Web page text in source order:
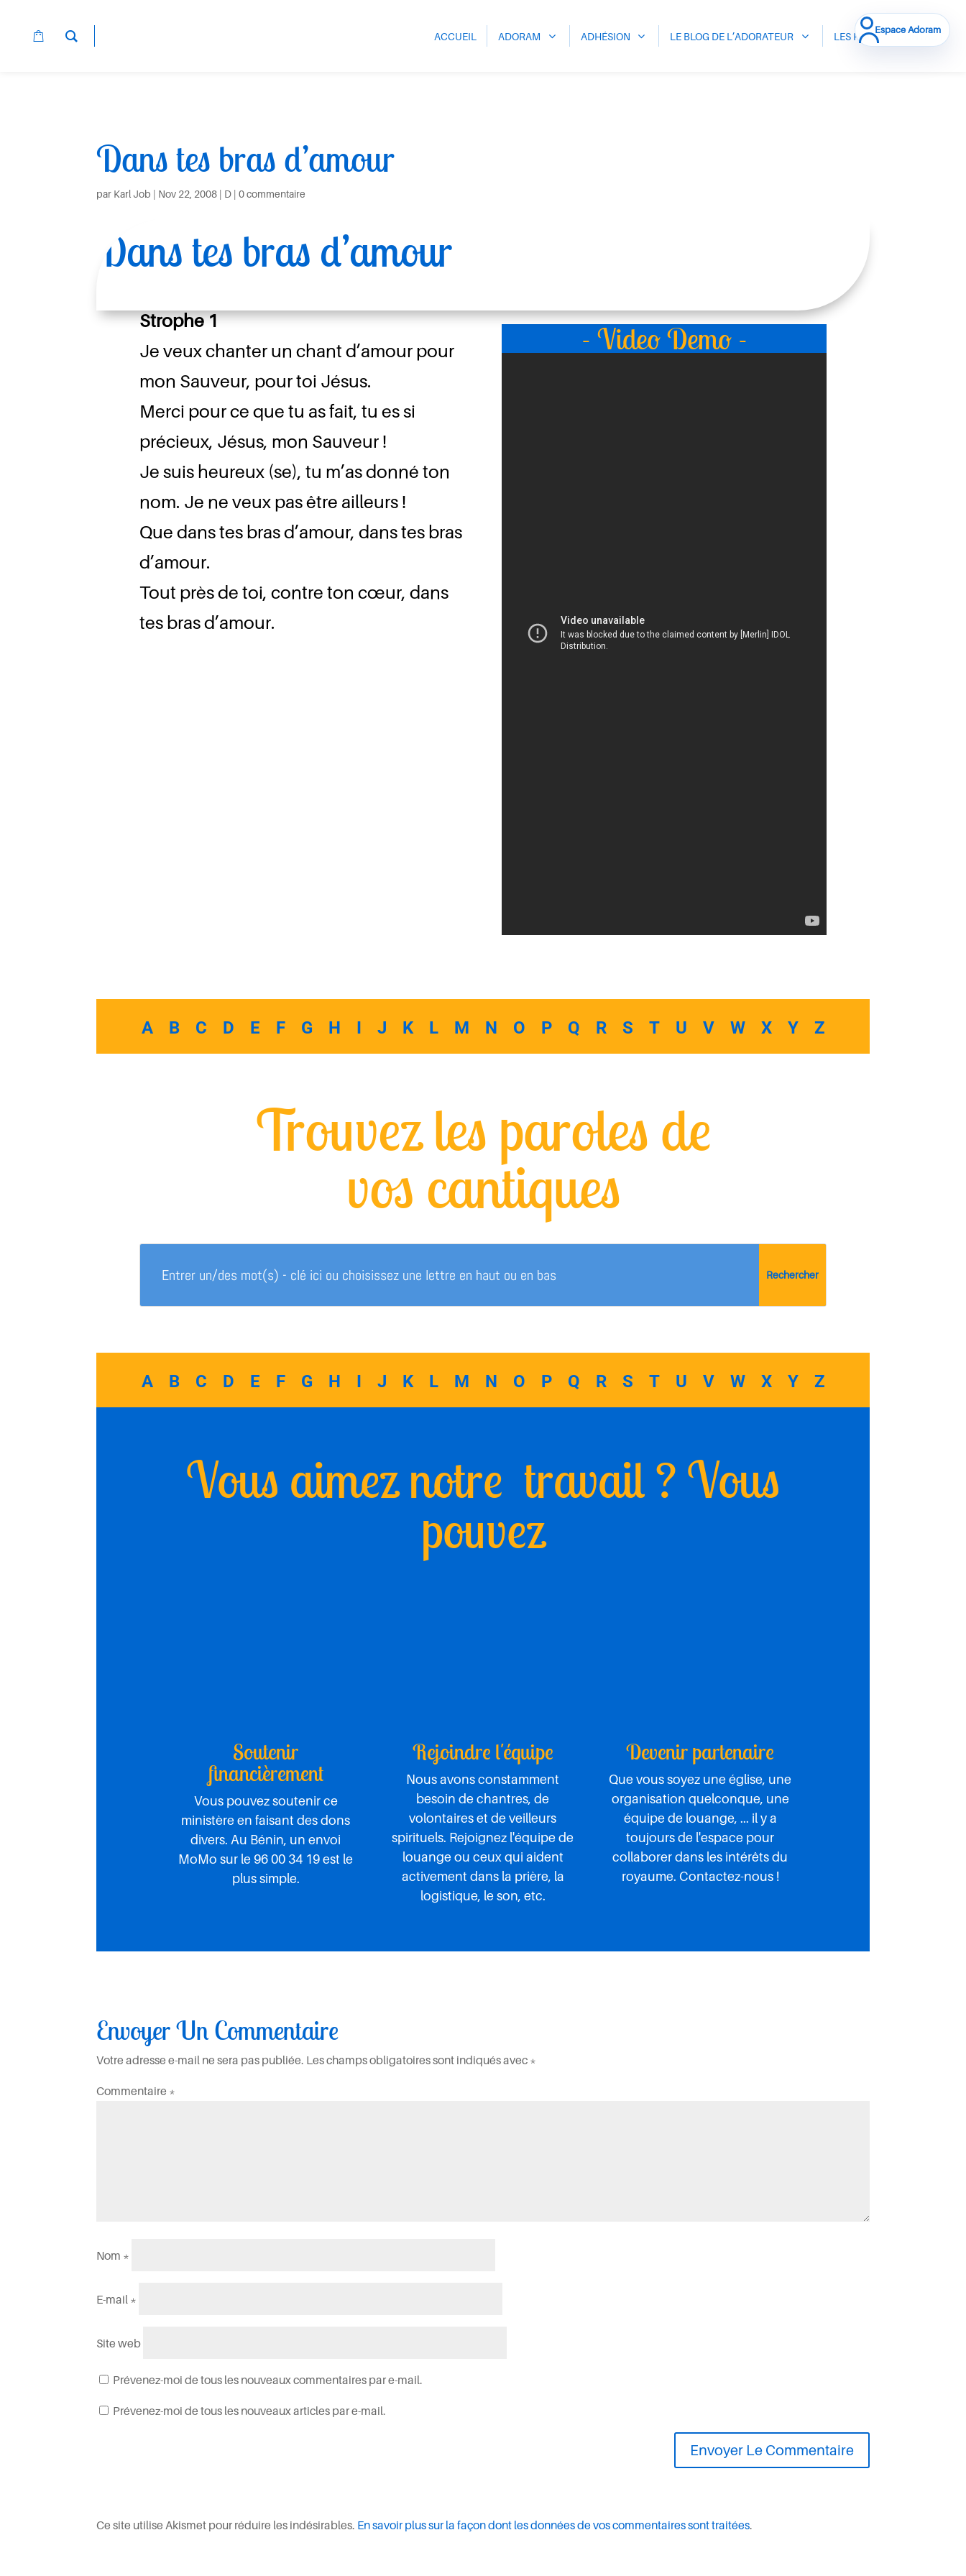
ACCUEIL ADORAM ADHÉSION LE BLOG DE L’ADORATEUR LES HALI CONTACT
Dans tes bras d’amour
par Karl Job | Nov 22, 2008 | D |0 commentaire
Dans tes bras d’amour
Strophe 1
Je veux chanter un chant d’amour pour
mon Sauveur, pour toi Jésus.
Merci pour ce que tu as fait, tu es si
précieux, Jésus, mon Sauveur !
Je suis heureux (se), tu m’as donné ton
nom. Je ne veux pas être ailleurs !
Que dans tes bras d’amour, dans tes bras
d’amour.
Tout près de toi, contre ton cœur, dans
tes bras d’amour.
- Video Demo -
A B C D E F G H I J K L M N O P Q R S T U V W X Y Z
Trouvez les paroles de
vos cantiques
A B C D E F G H I J K L M N O P Q R S T U V W X Y Z
Vous aimez notre travail ? Vous
pouvez
Soutenir
financièrement
Vous pouvez soutenir ce
ministère en faisant des dons
divers. Au Bénin, un envoi
MoMo sur le 96 00 34 19 est le
plus simple.
Rejoindre l'équipe
Nous avons constamment
besoin de chantres, de
volontaires et de veilleurs
spirituels. Rejoignez l'équipe de
louange ou ceux qui aident
activement dans la prière, la
logistique, le son, etc.
Devenir partenaire
Que vous soyez une église, une
organisation quelconque, une
équipe de louange, ... il y a
toujours de l'espace pour
collaborer dans les intérêts du
royaume. Contactez-nous !
Envoyer Un Commentaire
Votre adresse e-mail ne sera pas publiée. Les champs obligatoires sont indiqués avec *
Commentaire *
Nom *
E-mail *
Site web
Prévenez-moi de tous les nouveaux commentaires par e-mail.
Prévenez-moi de tous les nouveaux articles par e-mail.
Ce site utilise Akismet pour réduire les indésirables. En savoir plus sur la façon dont les données de vos commentaires sont traitées.
Espace Adoram